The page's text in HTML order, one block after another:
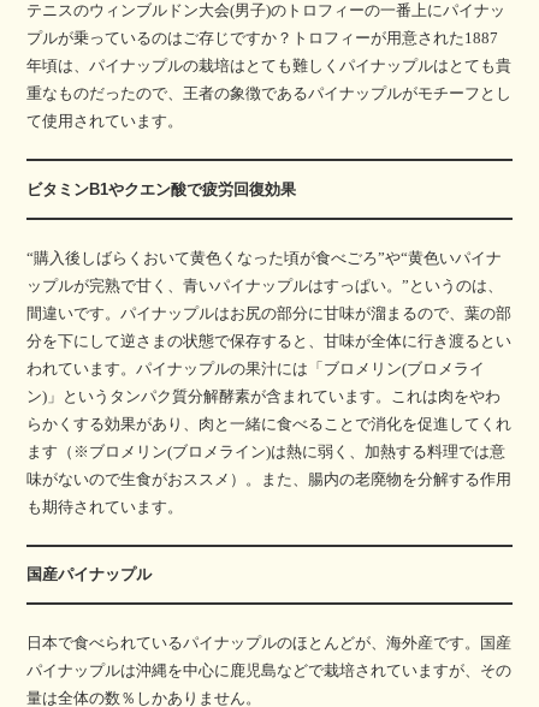
テニスのウィンブルドン大会(男子)のトロフィーの一番上にパイナッ
プルが乗っているのはご存じですか？トロフィーが用意された1887
年頃は、パイナップルの栽培はとても難しくパイナップルはとても貴
重なものだったので、王者の象徴であるパイナップルがモチーフとし
て使用されています。
ビタミンB1やクエン酸で疲労回復効果
“購入後しばらくおいて黄色くなった頃が食べごろ”や“黄色いパイナ
ップルが完熟で甘く、青いパイナップルはすっぱい。”というのは、
間違いです。パイナップルはお尻の部分に甘味が溜まるので、葉の部
分を下にして逆さまの状態で保存すると、甘味が全体に行き渡るとい
われています。パイナップルの果汁には「ブロメリン(ブロメライ
ン)」というタンパク質分解酵素が含まれています。これは肉をやわ
らかくする効果があり、肉と一緒に食べることで消化を促進してくれ
ます（※ブロメリン(ブロメライン)は熱に弱く、加熱する料理では意
味がないので生食がおススメ）。また、腸内の老廃物を分解する作用
も期待されています。
国産パイナップル
日本で食べられているパイナップルのほとんどが、海外産です。国産
パイナップルは沖縄を中心に鹿児島などで栽培されていますが、その
量は全体の数％しかありません。